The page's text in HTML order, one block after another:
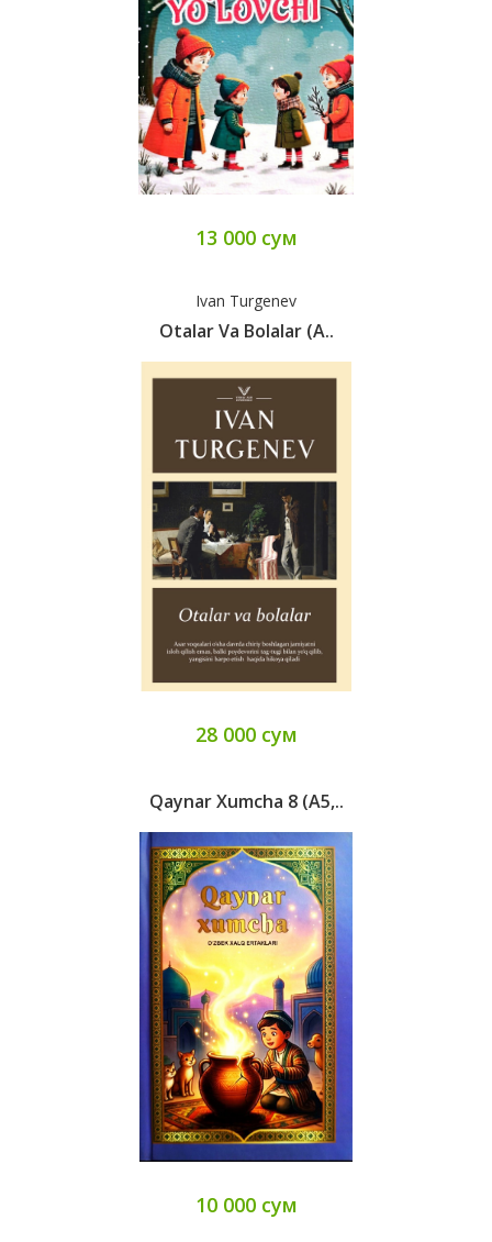
13 000 сум
Ivan Turgenev
Otalar Va Bolalar (А..
28 000 сум
Qaynar Xumcha 8 (А5,..
10 000 сум